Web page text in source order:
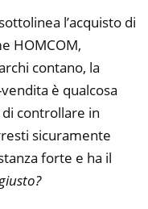
l’acquisto di
HOMCOM,
contano, la
è qualcosa
controllare in
sicuramente
forte e ha il